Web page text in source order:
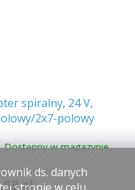
ds. danych
spiralny, 24 V,
2x7-polowy
Dostępny w magazynie
zł bez VAT
zł